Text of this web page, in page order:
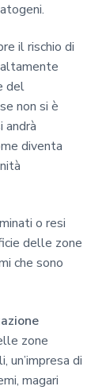
il rischio di
del
non si è
diventa
o resi
delle zone
che sono
zone
un’impresa di
magari